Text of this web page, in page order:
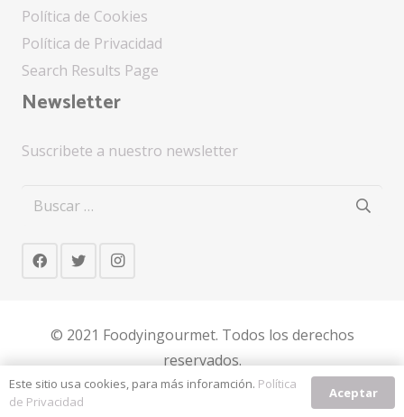
Política de Cookies
Política de Privacidad
Search Results Page
Newsletter
Suscribete a nuestro newsletter
Buscar:
© 2021 Foodyingourmet. Todos los derechos
reservados.
Design by Arnau Campos
Este sitio usa cookies, para más inforamción. Política
de Privacidad
Aceptar